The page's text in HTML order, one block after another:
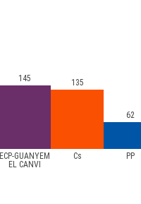
ECP-GUANYEM
EL CANVI
Cs PP
145 135
62